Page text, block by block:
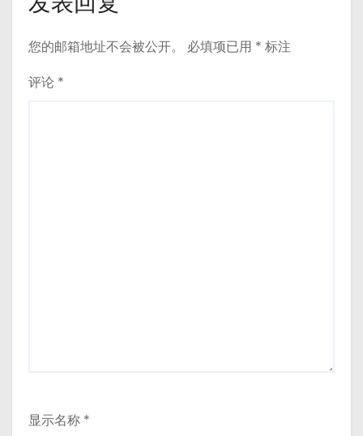
您的邮箱地址不会被公开。 必填项已用 * 标注
评论 *
显示名称 *